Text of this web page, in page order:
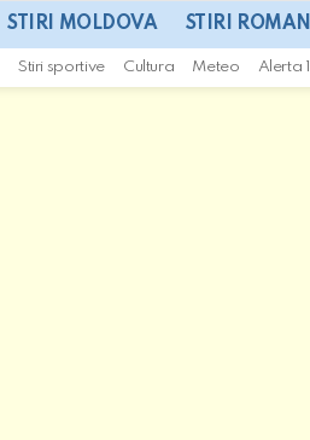
STIRI MOLDOVA STIRI
Stiri sportive Cultura Meteo Alerta